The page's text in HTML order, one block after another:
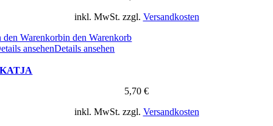
inkl. MwSt. zzgl. Versandkosten
den Warenkorbin den Warenkorb
ansehenDetails ansehen
KATJA
5,70 €
inkl. MwSt. zzgl. Versandkosten